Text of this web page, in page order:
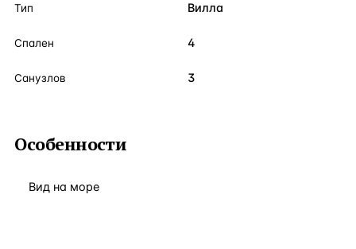
Тип Вилла
Спален 4
Санузлов 3
Особенности
Вид на море